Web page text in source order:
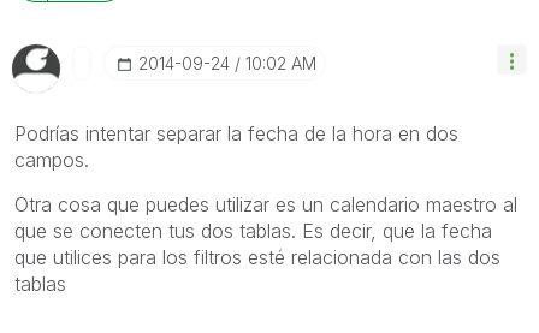
‎2014-09-24 10:02 AM
Podrías intentar separar la fecha de la hora en dos
campos.
Otra cosa que puedes utilizar es un calendario maestro al
que se conecten tus dos tablas. Es decir, que la fecha
que utilices para los filtros esté relacionada con las dos
tablas